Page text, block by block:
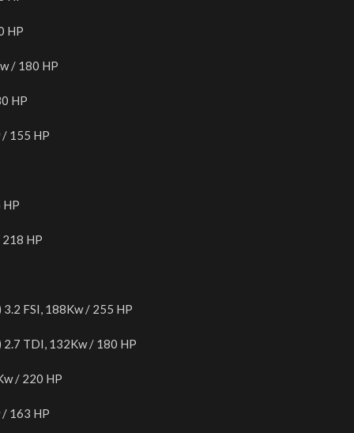
HP
/ 180 HP
HP
/ 155 HP
HP
HP
FSI, 188Kw / 255 HP
2.7 TDI, 132Kw / 180 HP
/ 220 HP
/ 163 HP